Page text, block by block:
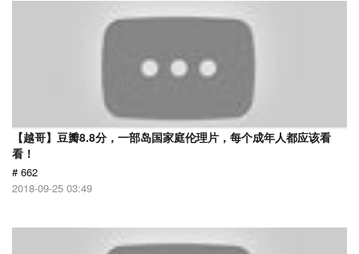
【越哥】豆瓣8.8分，一部岛国家庭伦理片，每个成年人都应该看
看！
# 662
2018-09-25 03:49